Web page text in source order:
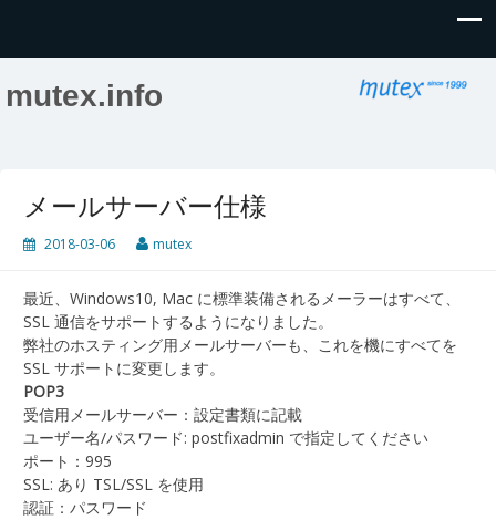
mutex.info
メールサーバー仕様
2018-03-06 mutex
最近、Windows10, Mac に標準装備されるメーラーはすべて、
SSL 通信をサポートするようになりました。
弊社のホスティング用メールサーバーも、これを機にすべてを
SSL サポートに変更します。
POP3
受信用メールサーバー：設定書類に記載
ユーザー名/パスワード: postfixadmin で指定してください
ポート：995
SSL: あり TSL/SSL を使用
認証：パスワード